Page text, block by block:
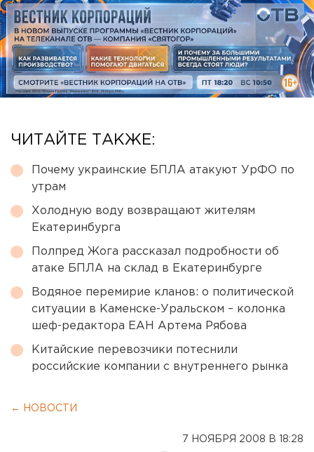
ЧИТАЙТЕ ТАКЖЕ:
Почему украинские БПЛА атакуют УрФО по
утрам
Холодную воду возвращают жителям
Екатеринбурга
Полпред Жога рассказал подробности об
атаке БПЛА на склад в Екатеринбурге
Водяное перемирие кланов: о политической
ситуации в Каменске-Уральском – колонка
шеф-редактора ЕАН Артема Рябова
Китайские перевозчики потеснили
российские компании с внутреннего рынка
← НОВОСТИ
7 НОЯБРЯ 2008 В 18:28